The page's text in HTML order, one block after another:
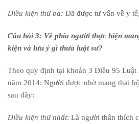
Điều kiện thứ ba: Đã được tư vấn về y
Câu hỏi 3: Về phía người thực hiện
kiện và lưu ý gì thưa luật sư?
Theo quy định tại khoản 3 Điều 95 Luật
năm 2014: Người được nhờ mang thai
sau đây:
Điều kiện thứ nhất: Là người thân thích